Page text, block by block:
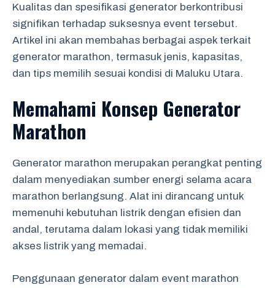
Kualitas dan spesifikasi generator berkontribusi
signifikan terhadap suksesnya event tersebut.
Artikel ini akan membahas berbagai aspek terkait
generator marathon, termasuk jenis, kapasitas,
dan tips memilih sesuai kondisi di Maluku Utara.
Memahami Konsep Generator
Marathon
Generator marathon merupakan perangkat penting
dalam menyediakan sumber energi selama acara
marathon berlangsung. Alat ini dirancang untuk
memenuhi kebutuhan listrik dengan efisien dan
andal, terutama dalam lokasi yang tidak memiliki
akses listrik yang memadai.
Penggunaan generator dalam event marathon